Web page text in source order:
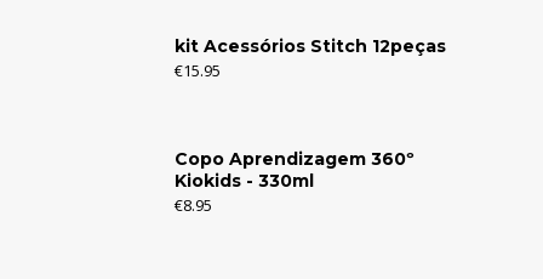
kit Acessórios Stitch 12peças
€15.95
Copo Aprendizagem 360º
Kiokids - 330ml
€8.95